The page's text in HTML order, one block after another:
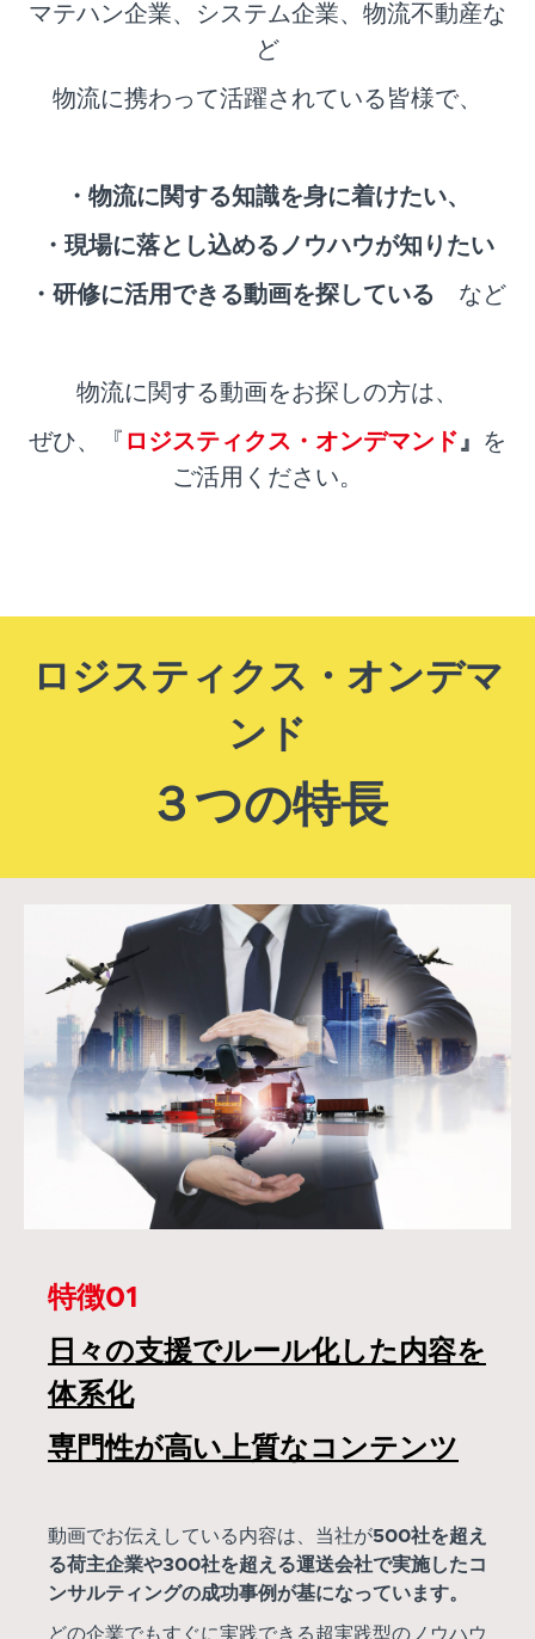
マテハン企業、システム企業、物流不動産な
ど
物流に携わって活躍されている皆様で、
・物流に関する知識を身に着けたい、
・現場に落とし込めるノウハウが知りたい
・研修に活用できる動画を探している など
物流に関する動画をお探しの方は、
ぜひ、『 ロジスティクス・オンデマンド』 を
ご活用ください。
ロジスティクス・オンデマ
ンド
３つの特長
特徴01
日々の支援でルール化した内容を
体系化
専門性が高い上質なコンテンツ
動画でお伝えしている内容は、当社が500社を超え
る荷主企業や300社を超える運送会社で実施したコ
ンサルティングの成功事例が基になっています。
どの企業でもすぐに実践できる超実践型のノウハウ